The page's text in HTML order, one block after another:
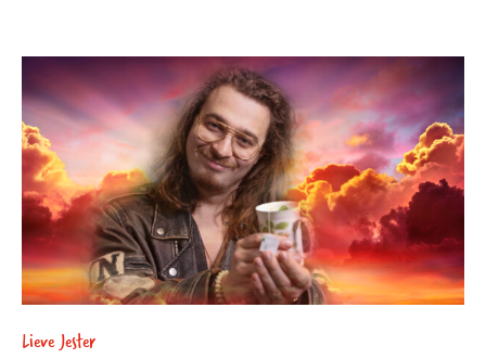
Lieve Jester